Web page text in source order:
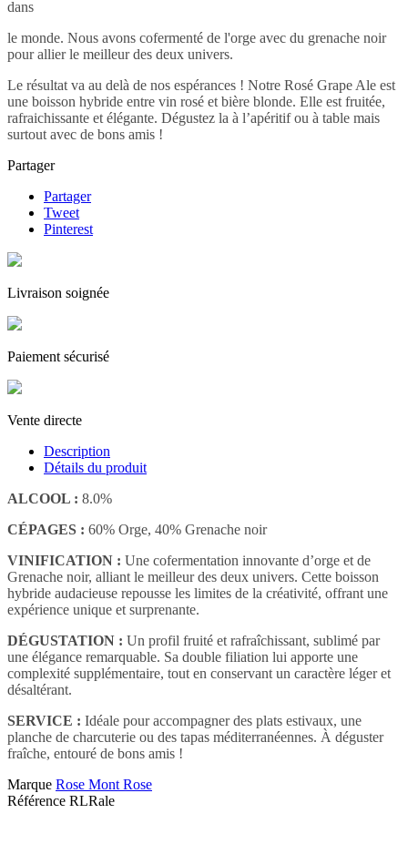
dans
le monde. Nous avons cofermenté de l'orge avec du grenache noir
pour allier le meilleur des deux univers.
Le résultat va au delà de nos espérances ! Notre Rosé Grape Ale est
une boisson hybride entre vin rosé et bière blonde. Elle est fruitée,
rafraichissante et élégante. Dégustez la à l’apéritif ou à table mais
surtout avec de bons amis !
Partager
Partager
Tweet
Pinterest
Livraison soignée
Paiement sécurisé
Vente directe
Description
Détails du produit
ALCOOL : 8.0%
CÉPAGES : 60% Orge, 40% Grenache noir
VINIFICATION : Une cofermentation innovante d’orge et de
Grenache noir, alliant le meilleur des deux univers. Cette boisson
hybride audacieuse repousse les limites de la créativité, offrant une
expérience unique et surprenante.
DÉGUSTATION : Un profil fruité et rafraîchissant, sublimé par
une élégance remarquable. Sa double filiation lui apporte une
complexité supplémentaire, tout en conservant un caractère léger et
désaltérant.
SERVICE : Idéale pour accompagner des plats estivaux, une
planche de charcuterie ou des tapas méditerranéennes. À déguster
fraîche, entouré de bons amis !
Marque Rose Mont Rose
Référence RLRale